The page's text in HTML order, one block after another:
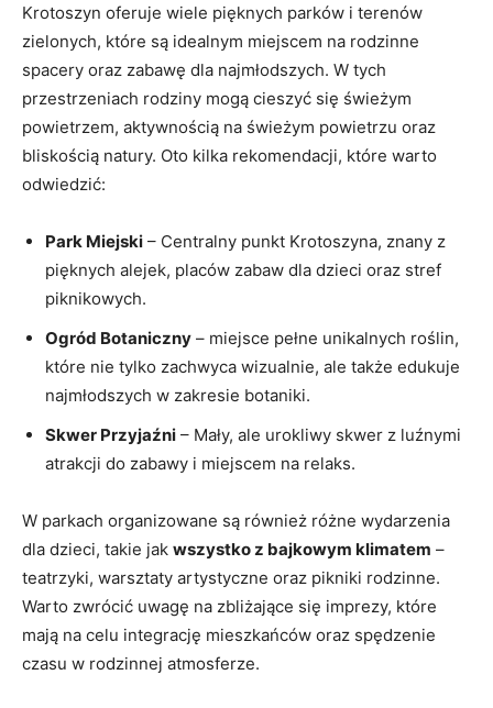
Krotoszyn oferuje wiele pięknych parków i terenów
zielonych, które są idealnym miejscem na rodzinne
spacery oraz zabawę dla najmłodszych. W tych
przestrzeniach rodziny mogą cieszyć się świeżym
powietrzem, aktywnością na świeżym powietrzu oraz
bliskością natury. Oto kilka rekomendacji, które warto
odwiedzić:
Park Miejski – Centralny punkt Krotoszyna, znany z
pięknych alejek, placów zabaw dla dzieci oraz stref
piknikowych.
Ogród Botaniczny – miejsce pełne unikalnych roślin,
które nie tylko zachwyca wizualnie, ale także edukuje
najmłodszych w zakresie botaniki.
Skwer Przyjaźni – Mały, ale urokliwy skwer z luźnymi
atrakcji do zabawy i miejscem na relaks.
W parkach organizowane są również różne wydarzenia
dla dzieci, takie jak wszystko z bajkowym klimatem –
teatrzyki, warsztaty artystyczne oraz pikniki rodzinne.
Warto zwrócić uwagę na zbliżające się imprezy, które
mają na celu integrację mieszkańców oraz spędzenie
czasu w rodzinnej atmosferze.